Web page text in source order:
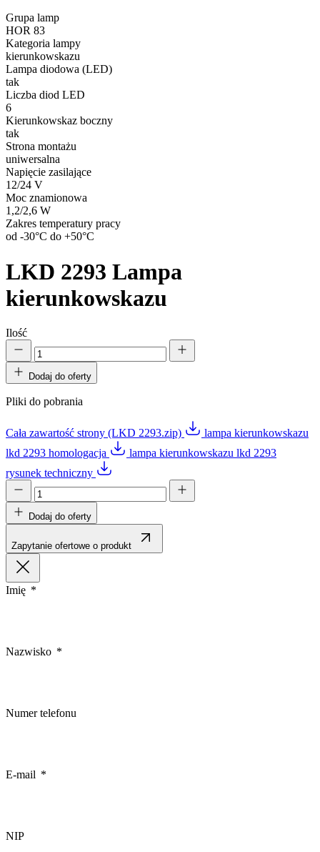
Grupa lamp
HOR 83
Kategoria lampy
kierunkowskazu
Lampa diodowa (LED)
tak
Liczba diod LED
6
Kierunkowskaz boczny
tak
Strona montażu
uniwersalna
Napięcie zasilające
12/24 V
Moc znamionowa
1,2/2,6 W
Zakres temperatury pracy
od -30°C do +50°C
LKD 2293 Lampa
kierunkowskazu
Ilość
Dodaj do oferty
Pliki do pobrania
Cała zawartość strony (LKD 2293.zip)
lampa kierunkowskazu
lkd 2293 homologacja
lampa kierunkowskazu lkd 2293
rysunek techniczny
Dodaj do oferty
Zapytanie ofertowe o produkt
Imię
Nazwisko
Numer telefonu
E-mail
NIP